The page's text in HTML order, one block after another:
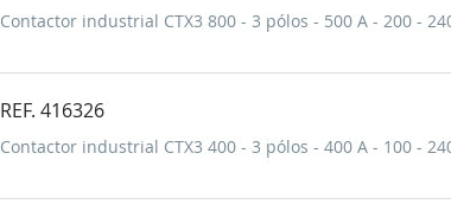
Contactor industrial CTX3 800 - 3 pólos - 500 A - 200 -
REF. 416326
Contactor industrial CTX3 400 - 3 pólos - 400 A - 100 -